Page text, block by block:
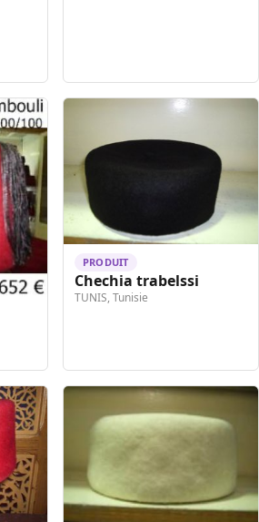
PRODUIT
Chechia trabelssi
TUNIS, Tunisie